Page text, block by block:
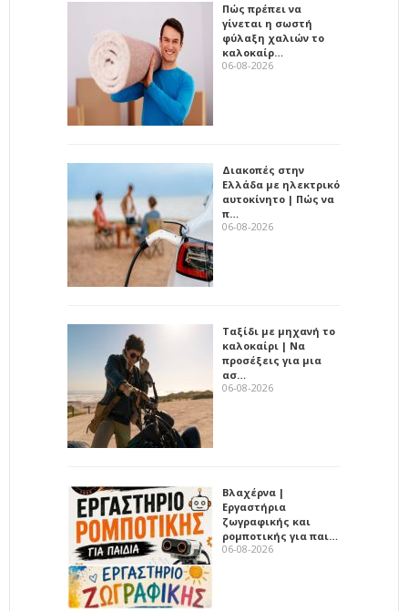
Πώς πρέπει να
γίνεται η σωστή
φύλαξη χαλιών το
καλοκαίρ…
06-08-2026
Διακοπές στην
Ελλάδα με ηλεκτρικό
αυτοκίνητο | Πώς να
π…
06-08-2026
Ταξίδι με μηχανή το
καλοκαίρι | Να
προσέξεις για μια
ασ…
06-08-2026
Βλαχέρνα |
Εργαστήρια
ζωγραφικής και
ρομποτικής για παι…
06-08-2026